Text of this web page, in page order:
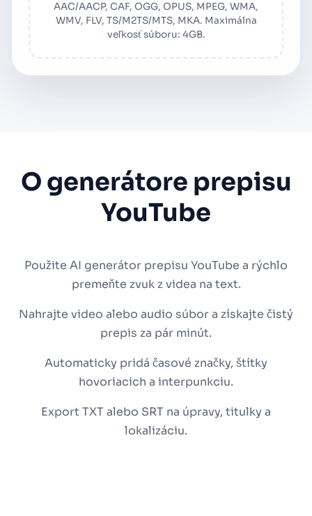
AAC/AACP, CAF, OGG, OPUS, MPEG, WMA,
WMV, FLV, TS/M2TS/MTS, MKA. Maximálna
veľkosť súboru: 4GB.
O generátore prepisu
YouTube
Použite AI generátor prepisu YouTube a rýchlo
premeňte zvuk z videa na text.
Nahrajte video alebo audio súbor a získajte čistý
prepis za pár minút.
Automaticky pridá časové značky, štítky
hovoriacich a interpunkciu.
Export TXT alebo SRT na úpravy, titulky a
lokalizáciu.